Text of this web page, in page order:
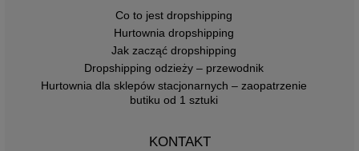
Co to jest dropshipping
Hurtownia dropshipping
Jak zacząć dropshipping
Dropshipping odzieży – przewodnik
Hurtownia dla sklepów stacjonarnych – zaopatrzenie
butiku od 1 sztuki
KONTAKT